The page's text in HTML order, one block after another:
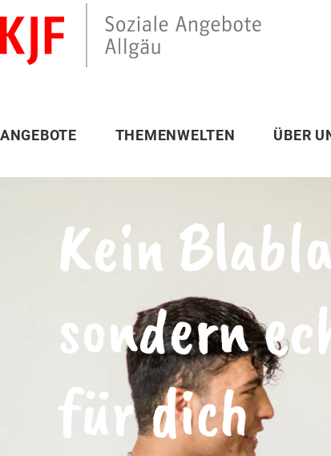
ANGEBOTE THEMENWELTEN ÜBER
Kein
sondern
für dich